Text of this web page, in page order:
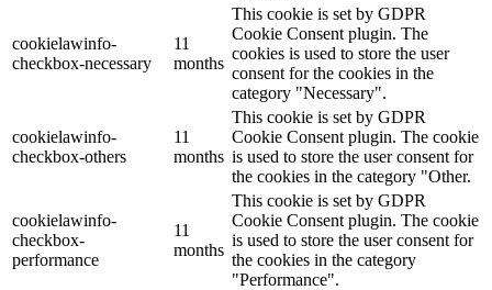
cookielawinfo-
checkbox-necessary
11
months
This cookie is set by GDPR
Cookie Consent plugin. The
cookies is used to store the user
consent for the cookies in the
category "Necessary".
cookielawinfo-
checkbox-others
11
months
This cookie is set by GDPR
Cookie Consent plugin. The cookie
is used to store the user consent for
the cookies in the category "Other.
cookielawinfo-
checkbox-
performance
11
months
This cookie is set by GDPR
Cookie Consent plugin. The cookie
is used to store the user consent for
the cookies in the category
"Performance".